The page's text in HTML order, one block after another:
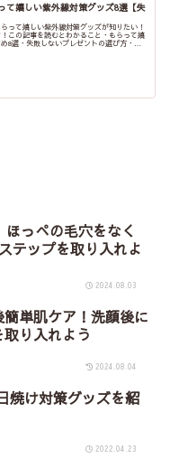
て嬉しい紫外線対策グッズ8選【失
って嬉しい紫外線対策グッズが知りたい！
この記事を読むとわかること・もらって嬉
8選・失敗しないプレゼントの選び方・プ
ほっぺの毛穴をなく
テップを取り入れよ
2024.08.03
単肌ケア！洗顔後に
り入れよう
2024.08.04
焼け対策グッズを紹
2022.04.23